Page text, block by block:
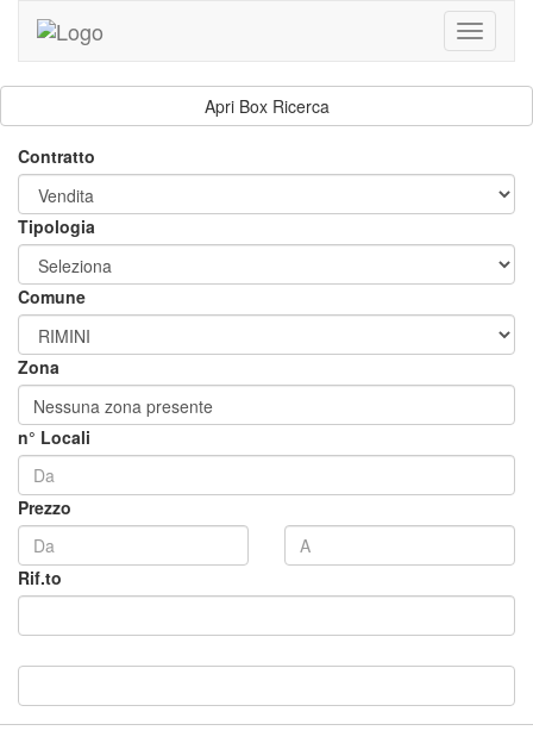
Toggle
Apri Box Ricerca
Contratto
Tipologia
Comune
Zona
Nessuna zona presente
n° Locali
Prezzo
Rif.to